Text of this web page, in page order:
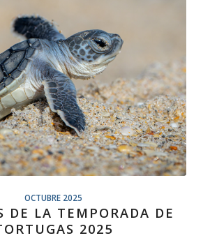
OCTUBRE 2025
DE LA TEMPORADA DE
2025